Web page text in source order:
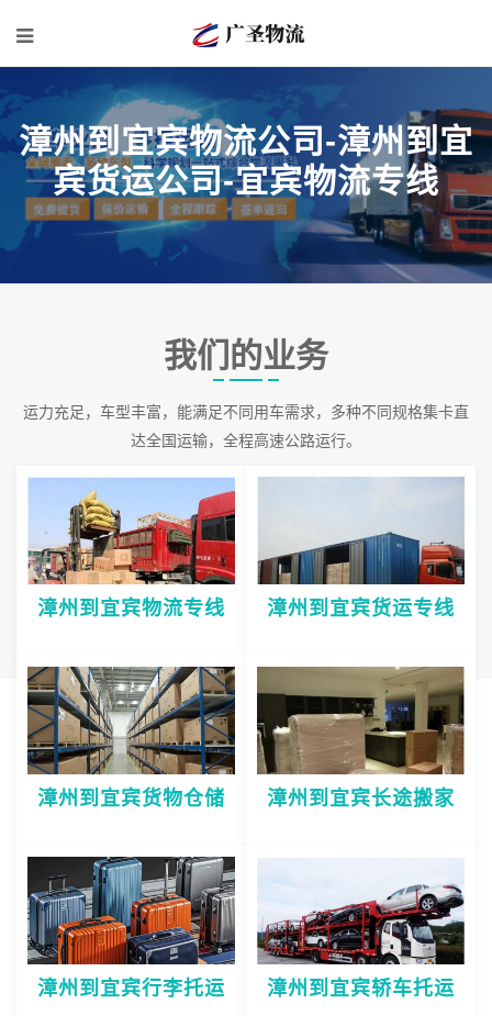
漳州到宜宾物流公司-漳州到宜
宾货运公司-宜宾物流专线
我们的业务
运力充足，车型丰富，能满足不同用车需求，多种不同规格集卡直
达全国运输，全程高速公路运行。
漳州到宜宾物流专线 漳州到宜宾货运专线
漳州到宜宾货物仓储 漳州到宜宾长途搬家
漳州到宜宾行李托运 漳州到宜宾轿车托运